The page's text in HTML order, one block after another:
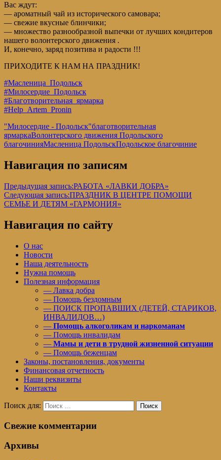
Вас ждут:
— ароматный чай из исторического самовара;
— свежие вкусные блинчики;
— множество разнообразной выпечки от лучших кондитеров
нашего волонтерского движения .
И, конечно, заряд позитива и радости !!!
ПРИХОДИТЕ К НАМ НА ПРАЗДНИК!
#Масленица_Подольск
#Милосердие_Подольск
#Благотворительная_ярмарка
#Help_Artem_Pronin
"Милосердие - Подольск"благотворительная
ярмаркаВолонтерского движения Подольского
благочинияМасленица ПодольскПодольское благочиние
Навигация по записям
Предыдущая запись:РАБОТА «ЛАВКИ ДОБРА»
Следующая запись:ПРАЗДНИК В ЦЕНТРЕ ПОМОЩИ
СЕМЬЕ И ДЕТЯМ «ГАРМОНИЯ»
Навигация по сайту
О нас
Новости
Наша деятельность
Нужна помощь
Полезная информация
— Лавка добра
— Помощь бездомным
— ПОИСК ПРОПАВШИХ (ДЕТЕЙ, СТАРИКОВ,
ИНВАЛИДОВ…)
— Помощь алкоголикам и наркоманам
— Помощь инвалидам
— Мамы и дети в трудной жизненной ситуации
— Помощь беженцам
Законы, постановления, документы
Финансовая отчетность
Наши реквизиты
Контакты
Поиск для: Поиск
Свежие комментарии
Архивы